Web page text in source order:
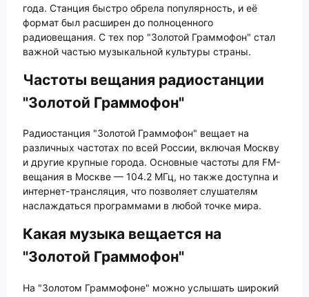
года. Станция быстро обрела популярность, и её
формат был расширен до полноценного
радиовещания. С тех пор "Золотой Граммофон" стал
важной частью музыкальной культуры страны.
Частоты вещания радиостанции
"Золотой Граммофон"
Радиостанция "Золотой Граммофон" вещает на
различных частотах по всей России, включая Москву
и другие крупные города. Основные частоты для FM-
вещания в Москве — 104.2 МГц, но также доступна и
интернет-трансляция, что позволяет слушателям
наслаждаться программами в любой точке мира.
Какая музыка вещается на
"Золотой Граммофон"
На "Золотом Граммофоне" можно услышать широкий